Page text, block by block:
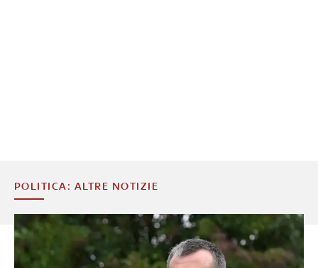
POLITICA: ALTRE NOTIZIE